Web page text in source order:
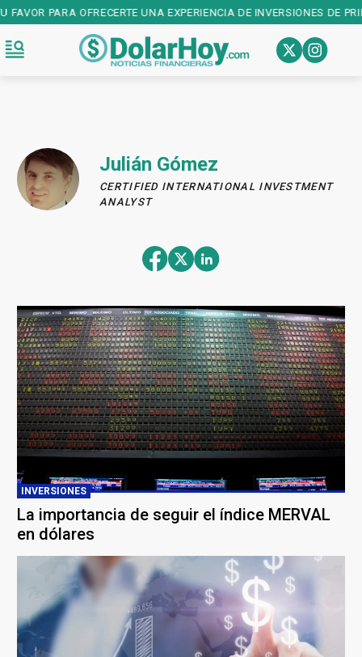
OFRECERTE UNA EXPERIENCIA DE INVERSIONES DE PRIMER
Julián Gómez
CERTIFIED INTERNATIONAL INVESTMENT
ANALYST
INVERSIONES
La importancia de seguir el índice MERVAL
en dólares